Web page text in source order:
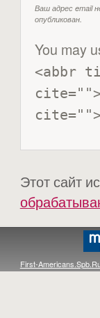
Ваш адрес email
опубликован.
You may
<abbr
Этот сайт
First-